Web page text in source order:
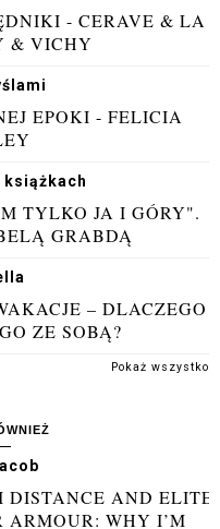
- CERAVE & LA
& VICHY
EPOKI - FELICIA
książkach
TYLKO JA I GÓRY".
GRABDĄ
– DLACZEGO
ZE SOBĄ?
Pokaż wszystko
AND ELITE
ARMOUR: WHY I’M